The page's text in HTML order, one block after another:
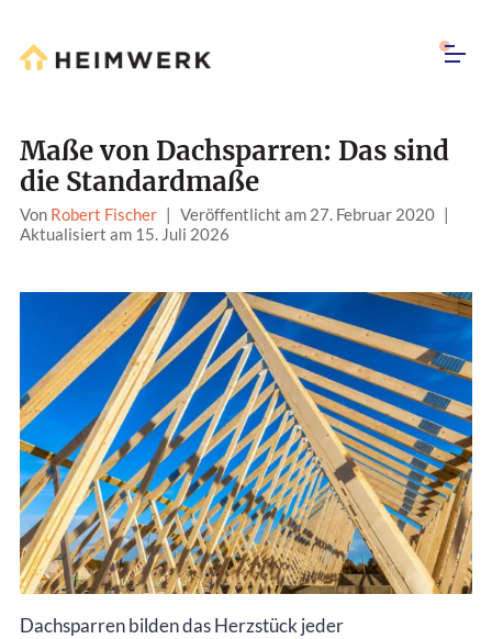
Maße von Dachsparren: Das sind
die Standardmaße
Von Robert Fischer | Veröffentlicht am 27. Februar 2020 |
Aktualisiert am 15. Juli 2026
Dachsparren bilden das Herzstück jeder